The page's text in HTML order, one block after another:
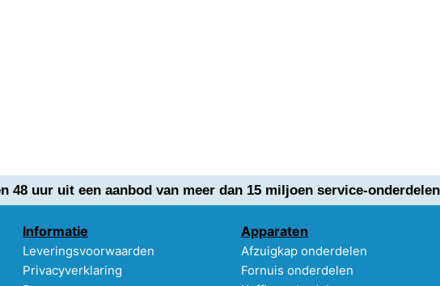
48 uur uit een aanbod van meer dan 15 miljoen service-
Informatie
Leveringsvoorwaarden
Privacyverklaring
Apparaten
Afzuigkap onderdelen
Fornuis onderdelen